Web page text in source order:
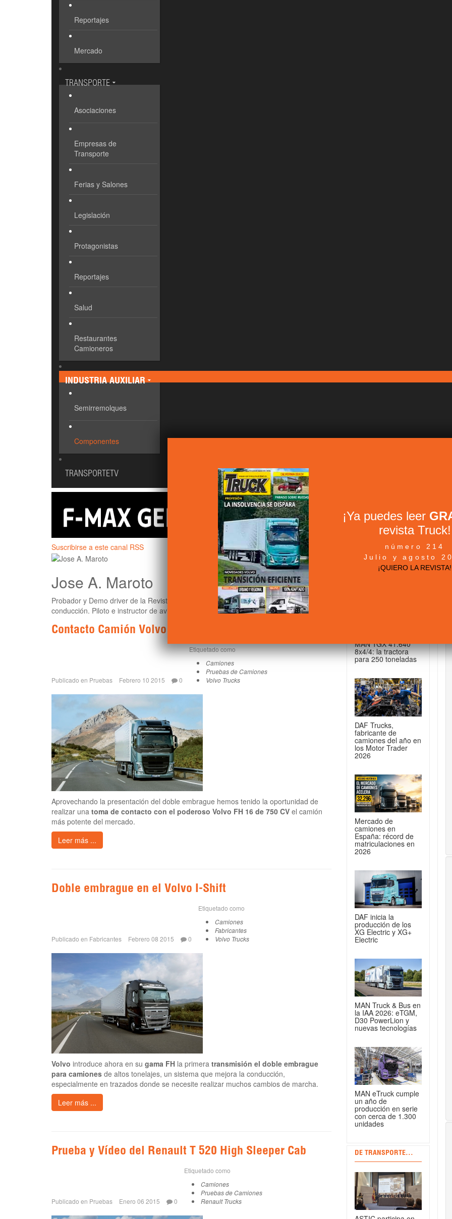
Reportajes
Mercado
TRANSPORTE
Asociaciones
Empresas de
Transporte
Ferias y Salones
Legislación
Protagonistas
Reportajes
Salud
Restaurantes
Camioneros
INDUSTRIA AUXILIAR
Semirremolques
Componentes
TRANSPORTETV
Suscribirse a este canal RSS
Jose A. Maroto
Probador y Demo driver de la Revista Truck. Especialista en Formación del transporte y
conducción. Piloto e instructor de aviones.
Contacto Camión Volvo FH16.750
Publicado en Pruebas Febrero 10 2015 0
Etiquetado como
Camiones
Pruebas de Camiones
Volvo Trucks
Aprovechando la presentación del doble embrague hemos tenido la oportunidad de
realizar una toma de contacto con el poderoso Volvo FH 16 de 750 CV el camión
más potente del mercado.
Leer más ...
Doble embrague en el Volvo I-Shift
Publicado en Fabricantes Febrero 08 2015 0
Etiquetado como
Camiones
Fabricantes
Volvo Trucks
Volvo introduce ahora en su gama FH la primera transmisión el doble embrague
para camiones de altos tonelajes, un sistema que mejora la conducción,
especialmente en trazados donde se necesite realizar muchos cambios de marcha.
Leer más ...
Prueba y Vídeo del Renault T 520 High Sleeper Cab
Publicado en Pruebas Enero 06 2015 0
Etiquetado como
Camiones
Pruebas de Camiones
Renault Trucks
+ NOTICIAS...
MAN TGX 41.640
8x4/4: la tractora
para 250 toneladas
DAF Trucks,
fabricante de
camiones del año en
los Motor Trader
2026
Mercado de
camiones en
España: récord de
matriculaciones en
2026
DAF inicia la
producción de los
XG Electric y XG+
Electric
MAN Truck & Bus en
la IAA 2026: eTGM,
D30 PowerLion y
nuevas tecnologías
MAN eTruck cumple
un año de
producción en serie
con cerca de 1.300
unidades
DE TRANSPORTE...
¡Ya puedes leer
revista Truck!
número 214
Julio y agosto
¡QUIERO LA REVISTA!